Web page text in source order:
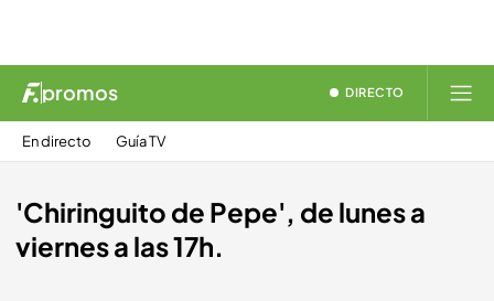
promos DIRECTO
En directo Guía TV
'Chiringuito de Pepe', de lunes a
viernes a las 17h.